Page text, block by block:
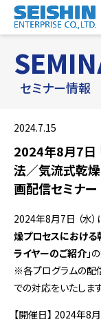
セミナー情報
2024.7.15
2024年8月7日
法／気流式乾燥
画配信セミナー
2024年8月7日 （水）
燥プロセスにおけ
ライヤーのご紹介 」
※各プログラムの配
での対応をいたします
【開催日】 2024年8